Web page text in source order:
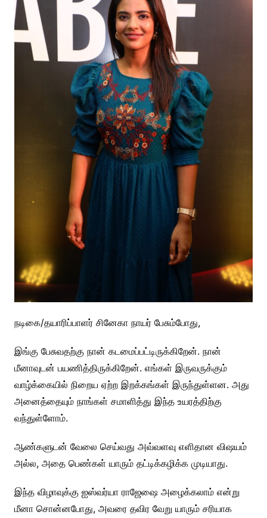
நடிகை/தயாரிப்பாளர் சினேகா நாயர் பேசும்போது,
இங்கு பேசுவதற்கு நான் கடமைப்பட்டிருக்கிறேன். நான்
மீனாவுடன் பயணித்திருக்கிறேன். எங்கள் இருவருக்கும்
வாழ்க்கையில் நிறைய ஏற்ற இறக்கங்கள் இருந்துள்ளன. அது
அனைத்தையும் நாங்கள் சமாளித்து இந்த உயரத்திற்கு
வந்துள்ளோம்.
ஆண்களுடன் வேலை செய்வது அவ்வளவு எளிதான விஷயம்
அல்ல, அதை பெண்கள் யாரும் தட்டிக்கழிக்க முடியாது.
இந்த விழாவுக்கு ஐஸ்வர்யா ராஜேஷை அழைக்கலாம் என்று
மீனா சொன்னபோது, அவரை தவிர வேறு யாரும் சரியாக